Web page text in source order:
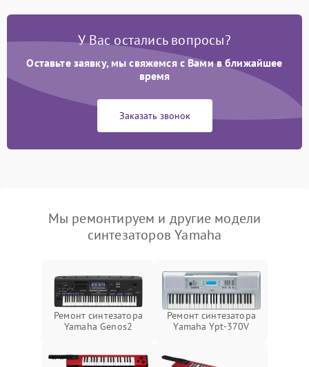
У Вас остались вопросы?
Оставьте заявку, мы свяжемся с Вами в ближайшее
время
Заказать звонок
Мы ремонтируем и другие модели
синтезаторов Yamaha
Ремонт синтезатора
Yamaha Genos2
Ремонт синтезатора
Yamaha Ypt-370V